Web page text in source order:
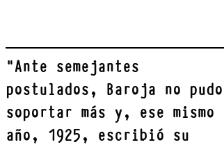
"Ante semejantes
postulados, Baroja no pudo
soportar más y, ese mismo
año, 1925, escribió su